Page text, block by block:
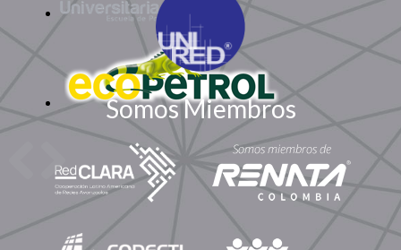
Somos Miembros